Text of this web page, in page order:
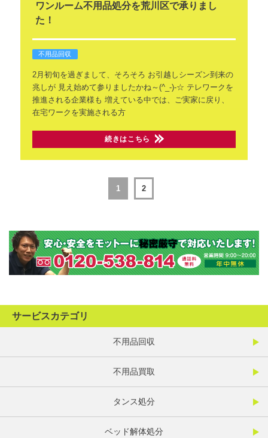
ワンルーム不用品処分を荒川区で承りまし
た！
不用品回収
2月初旬を過ぎまして、そろそろ お引越しシーズン到来の
兆しが見え始めて参りましたかね～(^_-)-☆ テレワークを
推進される企業様も 増えている中では、ご実家に戻り、
在宅ワークを実施される方
続きはこちら
1 2
サービスカテゴリ
不用品回収
不用品買取
タンス処分
ベッド解体処分